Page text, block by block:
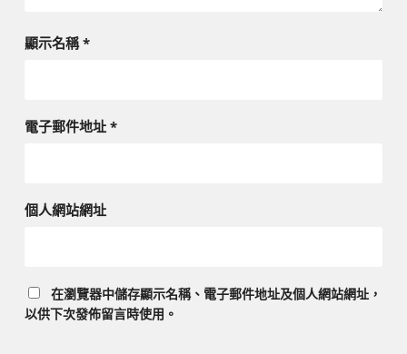
顯示名稱*
電子郵件地址 *
個人網站網址
在瀏覽器中儲存顯示名稱、電子郵件地址及個人網站網址，
以供下次發佈留言時使用。